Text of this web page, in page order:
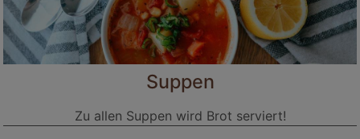
Suppen
Zu allen Suppen wird Brot serviert!